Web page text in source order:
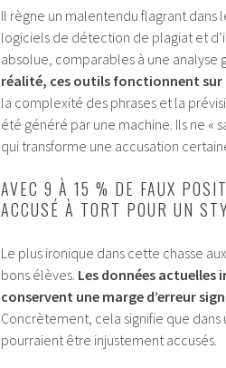
Il règne un malentendu flagrant
logiciels de détection de plagiat et
absolue, comparables à une analyse
réalité, ces outils fonctionnent
la complexité des phrases et la
été généré par une machine. Ils ne «
qui transforme une accusation
AVEC 9 À 15 % DE FAUX
ACCUSÉ À TORT POUR UN
Le plus ironique dans cette chasse
bons élèves. Les données actuelles
conservent une marge d’erreur
Concrètement, cela signifie que
pourraient être injustement accusés.